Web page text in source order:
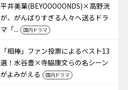
平井美葉(BEYOOOOONDS)×高野洸
が、がんばりすぎる人々へ送るドラ
マ「...
国内ドラマ
「相棒」ファン投票によるベスト13
選！水谷豊×寺脇康文らの名シーン
がよみがえる
国内ドラマ